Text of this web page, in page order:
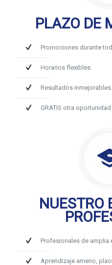
PLAZO DE
Promociones durante
Horarios flexibles.
Resultados inmejorables.
GRATIS otra
NUESTRO
Profesionales de amplia
Aprendizaje ameno,